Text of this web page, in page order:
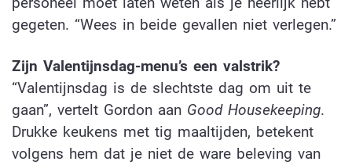
gegeten. “Wees in beide gevallen niet verlegen.”
Zijn Valentijnsdag-menu’s een valstrik?
“Valentijnsdag is de slechtste dag om uit te
gaan”, vertelt Gordon aan Good Housekeeping.
Drukke keukens met tig maaltijden, betekent
volgens hem dat je niet de ware beleving van